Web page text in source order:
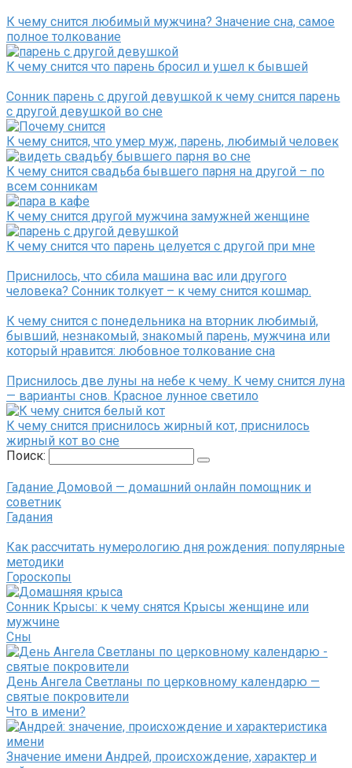
К чему снится любимый мужчина? Значение сна, самое
полное толкование
К чему снится что парень бросил и ушел к бывшей
Сонник парень с другой девушкой к чему снится парень
с другой девушкой во сне
К чему снится, что умер муж, парень, любимый человек
К чему снится свадьба бывшего парня на другой – по
всем сонникам
К чему снится другой мужчина замужней женщине
К чему снится что парень целуется с другой при мне
Приснилось, что сбила машина вас или другого
человека? Сонник толкует – к чему снится кошмар.
К чему снится с понедельника на вторник любимый,
бывший, незнакомый, знакомый парень, мужчина или
который нравится: любовное толкование сна
Приснилось две луны на небе к чему. К чему снится луна
— варианты снов. Красное лунное светило
К чему снится приснилось жирный кот, приснилось
жирный кот во сне
Поиск:
Гадание Домовой — домашний онлайн помощник и
советник
Гадания
Как рассчитать нумерологию дня рождения: популярные
методики
Гороскопы
Сонник Крысы: к чему снятся Крысы женщине или
мужчине
Сны
День Ангела Светланы по церковному календарю —
святые покровители
Что в имени?
Значение имени Андрей, происхождение, характер и